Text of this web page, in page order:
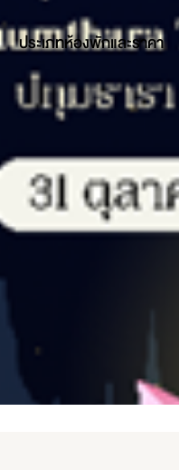
ประเภทห้องพักและราคา